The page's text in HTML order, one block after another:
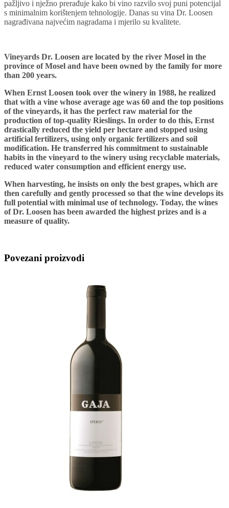
pažljivo i nježno prerađuje kako bi vino razvilo svoj puni potencijal
s minimalnim korištenjem tehnologije. Danas su vina Dr. Loosen
nagrađivana najvećim nagradama i mjerilo su kvalitete.
Vineyards Dr. Loosen are located by the river Mosel in the
province of Mosel and have been owned by the family for more
than 200 years.
When Ernst Loosen took over the winery in 1988, he realized
that with a vine whose average age was 60 and the top positions
of the vineyards, it has the perfect raw material for the
production of top-quality Rieslings. In order to do this, Ernst
drastically reduced the yield per hectare and stopped using
artificial fertilizers, using only organic fertilizers and soil
modification. He transferred his commitment to sustainable
habits in the vineyard to the winery using recyclable materials,
reduced water consumption and efficient energy use.
When harvesting, he insists on only the best grapes, which are
then carefully and gently processed so that the wine develops its
full potential with minimal use of technology. Today, the wines
of Dr. Loosen has been awarded the highest prizes and is a
measure of quality.
Povezani proizvodi